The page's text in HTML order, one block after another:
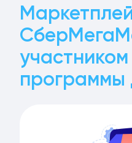
программы